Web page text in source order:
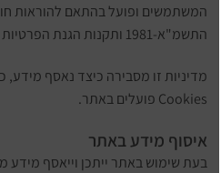
המשתמשים ופועל בהתאם להוראות
התשמ"א-1981 ותקנות הגנת הפרטיות במדינת ישראל.
מדיניות זו מסבירה כיצד נאסף מידע,
Cookies פועלים באתר.
איסוף מידע באתר
בעת שימוש באתר ייתכן וייאסף מידע